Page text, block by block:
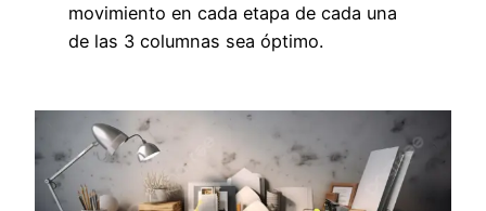
movimiento en cada etapa de cada una
de las 3 columnas sea óptimo.